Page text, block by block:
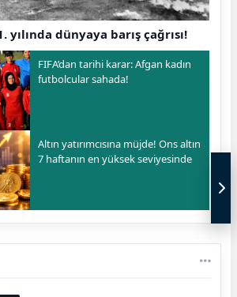
yılında dünyaya barış çağrısı!
FIFA’dan tarihi karar: Afgan kadın
futbolcular sahada!
Altın yatırımcısına müjde! Ons altın
7 haftanın en yüksek seviyesinde